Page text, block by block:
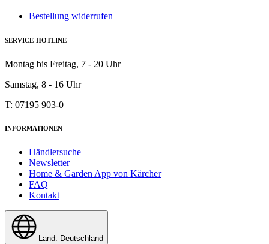
Bestellung widerrufen
SERVICE-HOTLINE
Montag bis Freitag, 7 - 20 Uhr
Samstag, 8 - 16 Uhr
T: 07195 903-0
INFORMATIONEN
Händlersuche
Newsletter
Home & Garden App von Kärcher
FAQ
Kontakt
Land: Deutschland